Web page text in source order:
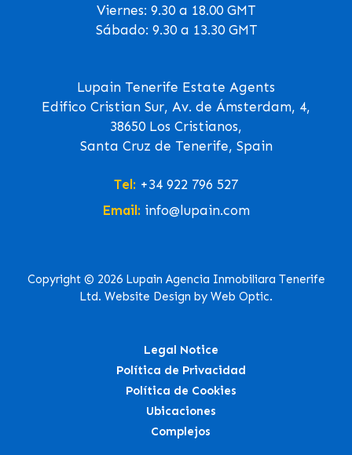
Viernes: 9.30 a 18.00 GMT
Sábado: 9.30 a 13.30 GMT
Lupain Tenerife Estate Agents
Edifico Cristian Sur, Av. de Ámsterdam, 4,
38650 Los Cristianos,
Santa Cruz de Tenerife, Spain
Tel: +34 922 796 527
Email: info@lupain.com
Copyright © 2026 Lupain Agencia Inmobiliara Tenerife
Ltd. Website Design by Web Optic.
Legal Notice
Política de Privacidad
Política de Cookies
Ubicaciones
Complejos